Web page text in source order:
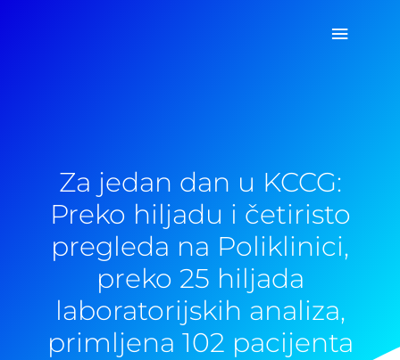
Glavni
Za jedan dan u KCCG:
Preko hiljadu i četiristo
pregleda na Poliklinici,
preko 25 hiljada
laboratorijskih analiza,
primljena 102 pacijenta